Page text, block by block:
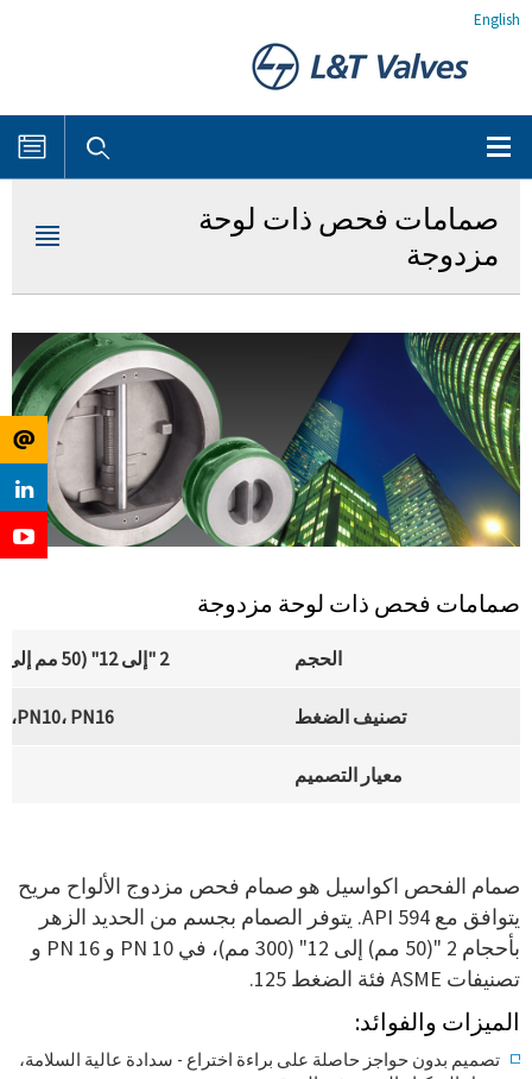
English
صمامات فحص ذات لوحة
مزدوجة
صمامات فحص ذات لوحة مزدوجة
الحجم 2 "إلى 12" (50 مم إلى 300 مم)
تصنيف الضغط PN10، PN16، الفئة 125
معيار التصميم
صمام الفحص اكواسيل هو صمام فحص مزدوج الألواح مريح
يتوافق مع API 594. يتوفر الصمام بجسم من الحديد الزهر
بأحجام 2 "(50 مم) إلى 12" (300 مم)، في PN 10 و PN 16 و
تصنيفات ASME فئة الضغط 125.
الميزات والفوائد:
تصميم بدون حواجز حاصلة على براءة اختراع - سدادة عالية السلامة،